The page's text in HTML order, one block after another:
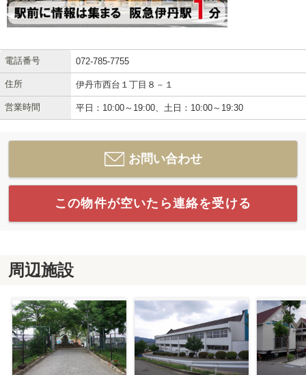
電話番号 072-785-7755
住所 伊丹市西台１丁目８－１
営業時間 平日：10:00～19:00、土日：10:00～19:30
お問い合わせ
この物件が空いたら連絡を受ける
周辺施設